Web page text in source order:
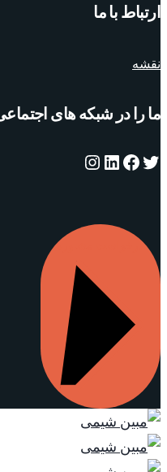
ارتباط با ما
نقشه
ما را در شبکه های
توییترفیس‌بوک
لینکداین
اینستاگرم
درخواست مشاوره